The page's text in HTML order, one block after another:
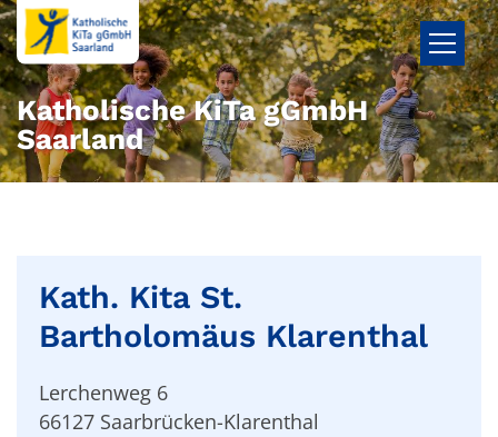
Zum Inhalt springen
Katholische KiTa gGmbH
Saarland
Kath. Kita St.
Bartholomäus Klarenthal
Lerchenweg 6
66127 Saarbrücken-Klarenthal